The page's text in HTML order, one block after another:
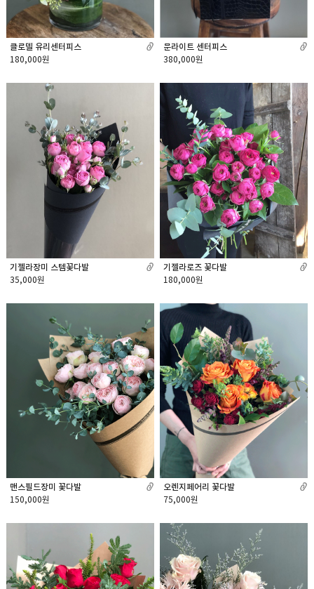
클로델 유리센터피스
180,000원
문라이트 센터피스
380,000원
기젤라장미 스템꽃다발
35,000원
기젤라로즈 꽃다발
180,000원
맨스필드장미 꽃다발
150,000원
오렌지페어리 꽃다발
75,000원